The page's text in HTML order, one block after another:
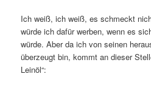
Ich weiß, ich weiß, es schmeckt
würde ich dafür werben, wenn es
würde. Aber da ich von seinen
überzeugt bin, kommt an dieser
Leinöl“: